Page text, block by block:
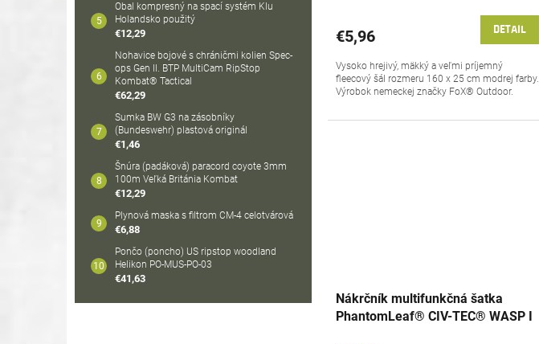
Obal kompresný na spací systém Klu
Holandsko použitý
€12,29
Nohavice bojové s chráničmi kolien Spec-
ops Gen II. BTP MultiCam RipStop
Kombat® Tactical
€62,29
Sumka BW G3 na zásobníky
(Bundeswehr) plastová originál
€1,46
Šnúra (padáková) paracord coyote 3mm
100m Veľká Británia Kombat
€12,29
Plynová maska s filtrom CM-4 celotvárová
€6,88
Pončo (poncho) US ripstop woodland
Helikon PO-MUS-PO-03
€41,63
€5,96 DETAIL
Vysoko hrejivý, mäkký a veľmi príjemný
fleecový šál rozmeru 160 x 25 cm modrej farby.
Výrobok nemeckej značky FoX® Outdoor.
Nákrčník multifunkčná šatka
PhantomLeaf® CIV-TEC® WASP I